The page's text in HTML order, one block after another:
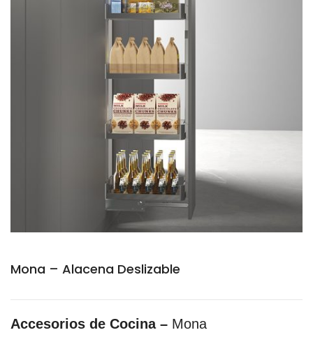
Mona – Alacena Deslizable
Accesorios de Cocina – Mona